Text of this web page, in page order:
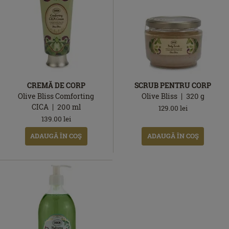
CREMĂ DE CORP
Olive Bliss Comforting
CICA
200 ml
139.00 lei
ADAUGĂ ÎN COŞ
SCRUB PENTRU CORP
Olive Bliss
320 g
129.00 lei
ADAUGĂ ÎN COŞ